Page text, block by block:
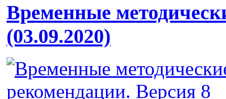
Временные
(03.09.2020)